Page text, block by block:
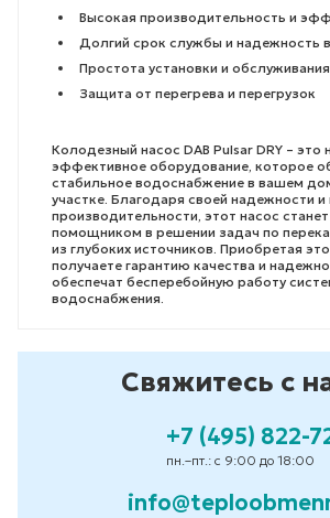
Высокая производительность и
Долгий срок службы и надежность
Простота установки и обслуживания
Защита от перегрева и перегрузок
Колодезный насос DAB Pulsar DRY – это
эффективное оборудование, которое
стабильное водоснабжение в вашем
участке. Благодаря своей надежности
производительности, этот насос
помощником в решении задач по
из глубоких источников. Приобретая
получаете гарантию качества и
обеспечат бесперебойную работу
водоснабжения.
Свяжитесь с
+7 (495) 822-
пн.–пт.: с 9:00 до 18:00